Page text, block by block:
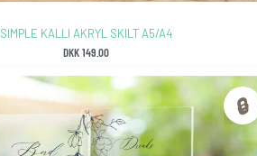
SIMPLE KALLI AKRYL SKILT A5/A4
DKK149.00
🔒